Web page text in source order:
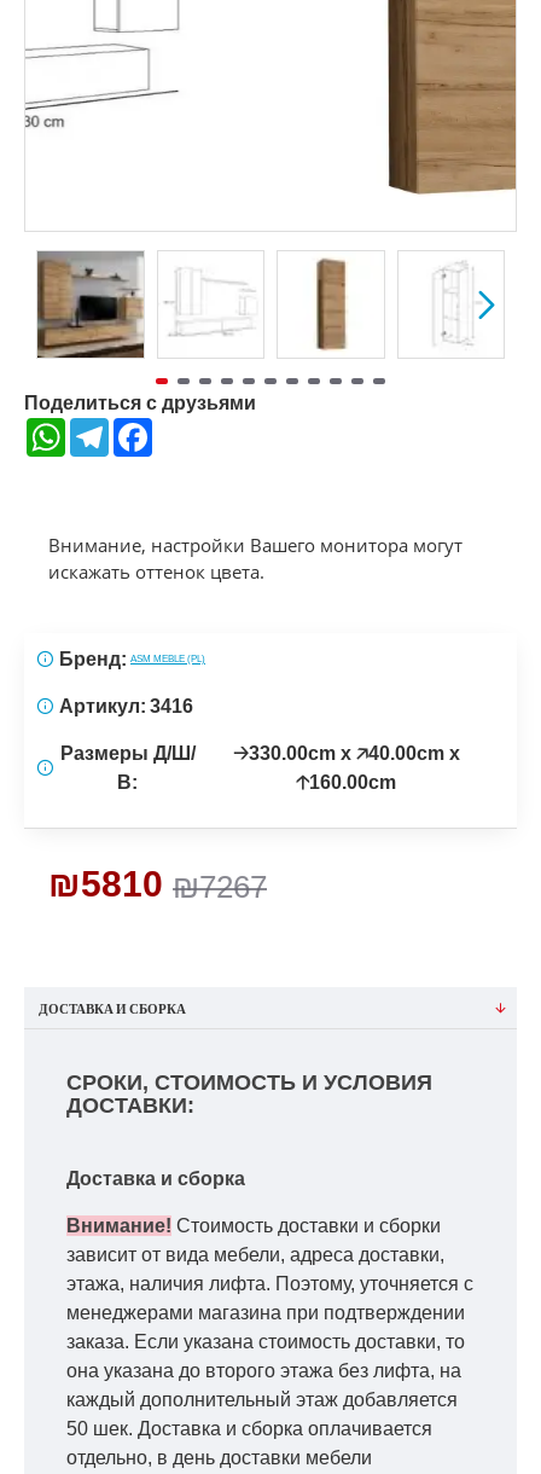
Поделиться с друзьями
WhatsAppTelegram
Внимание, настройки Вашего монитора могут
искажать оттенок цвета.
₪7267
₪5810
Бренд: ASM MEBLE (PL)
Артикул: 3416
Размеры Д/Ш/
В:
🡢330.00cm x 🡥40.00cm x
🡡160.00cm
ДОСТАВКА И СБОРКА
СРОКИ, СТОИМОСТЬ И УСЛОВИЯ
ДОСТАВКИ:
Доставка и сборка
Внимание! Стоимость доставки и сборки
зависит от вида мебели, адреса доставки,
этажа, наличия лифта. Поэтому, уточняется с
менеджерами магазина при подтверждении
заказа. Если указана стоимость доставки, то
она указана до второго этажа без лифта, на
каждый дополнительный этаж добавляется
50 шек. Доставка и сборка оплачивается
отдельно, в день доставки мебели